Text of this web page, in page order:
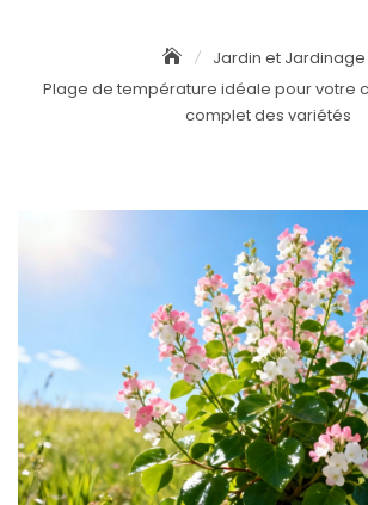
Jardin et Jardinage
Plage de température idéale pour votre
complet des variétés